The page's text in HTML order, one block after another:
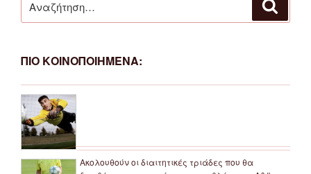
για:
ΠΙΟ ΚΟΙΝΟΠΟΙΗΜΕΝΑ:
Ακολουθούν οι διαιτητικές τριάδες που θα